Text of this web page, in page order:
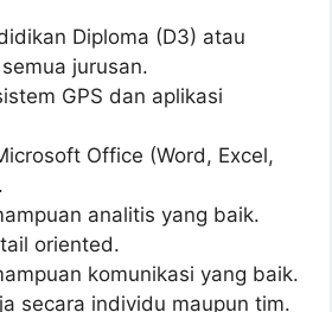
Diploma (D3) atau
jurusan.
GPS dan aplikasi
Office (Word, Excel,
analitis yang baik.
oriented.
komunikasi yang baik.
secara individu maupun tim.